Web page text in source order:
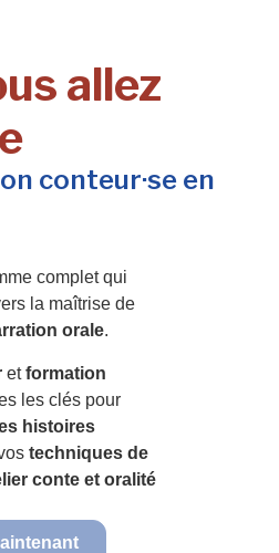
allez
conteur·se en
complet qui
la maîtrise de
orale.
etformation
les clés pour
histoires
techniques de
conte et oralité